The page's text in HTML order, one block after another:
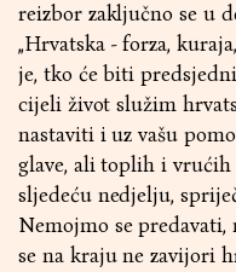
reizbor zaključno se u
„Hrvatska - forza,
je, tko će biti
cijeli život služim
nastaviti i uz vašu
glave, ali toplih i vrućih
sljedeću nedjelju,
Nemojmo se
se na kraju ne zavijori